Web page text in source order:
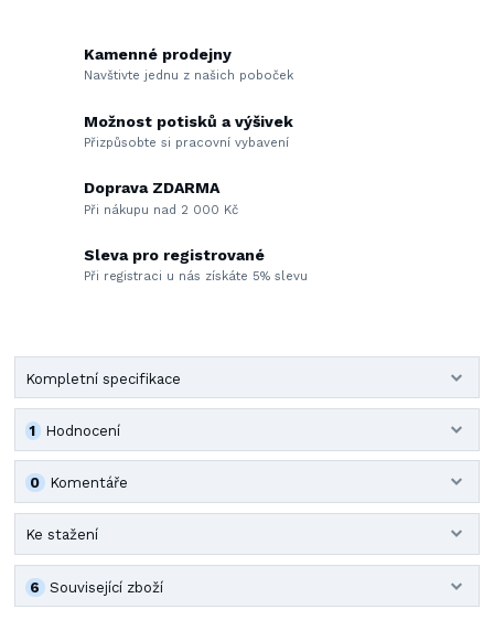
Kamenné prodejny
Navštivte jednu z našich poboček
Možnost potisků a výšivek
Přizpůsobte si pracovní vybavení
Doprava ZDARMA
Při nákupu nad 2 000 Kč
Sleva pro registrované
Při registraci u nás získáte 5% slevu
Kompletní specifikace
Hodnocení
1
Komentáře
0
Ke stažení
Související zboží
6